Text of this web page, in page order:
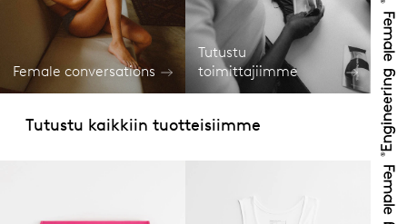
Female conversations
Tutustu
toimittajiimme
Tutustu kaikkiin tuotteisiimme